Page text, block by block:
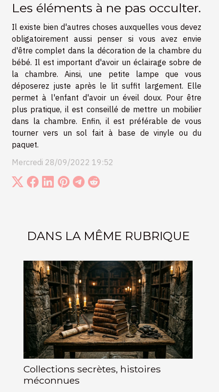
Les éléments à ne pas occulter.
Il existe bien d'autres choses auxquelles vous devez
obligatoirement aussi penser si vous avez envie
d'être complet dans la décoration de la chambre du
bébé. Il est important d'avoir un éclairage sobre de
la chambre. Ainsi, une petite lampe que vous
déposerez juste après le lit suffit largement. Elle
permet à l'enfant d'avoir un éveil doux. Pour être
plus pratique, il est conseillé de mettre un mobilier
dans la chambre. Enfin, il est préférable de vous
tourner vers un sol fait à base de vinyle ou du
paquet.
Mercredi 28/09/2022 19:52
DANS LA MÊME RUBRIQUE
Collections secrètes, histoires
méconnues